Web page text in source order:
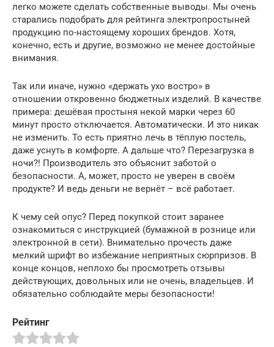
легко можете сделать собственные выводы. Мы очень
старались подобрать для рейтинга электропростыней
продукцию по-настоящему хороших брендов. Хотя,
конечно, есть и другие, возможно не менее достойные
внимания.
Так или иначе, нужно «держать ухо востро» в
отношении откровенно бюджетных изделий. В качестве
примера: дешёвая простыня некой марки через 60
минут просто отключается. Автоматически. И это никак
не изменить. То есть приятно лечь в тёплую постель,
даже уснуть в комфорте. А дальше что? Перезагрузка в
ночи?! Производитель это объяснит заботой о
безопасности. А, может, просто не уверен в своём
продукте? И ведь деньги не вернёт – всё работает.
К чему сей опус? Перед покупкой стоит заранее
ознакомиться с инструкцией (бумажной в рознице или
электронной в сети). Внимательно прочесть даже
мелкий шрифт во избежание неприятных сюрпризов. В
конце концов, неплохо бы просмотреть отзывы
действующих, довольных или не очень, владельцев. И
обязательно соблюдайте меры безопасности!
Рейтинг